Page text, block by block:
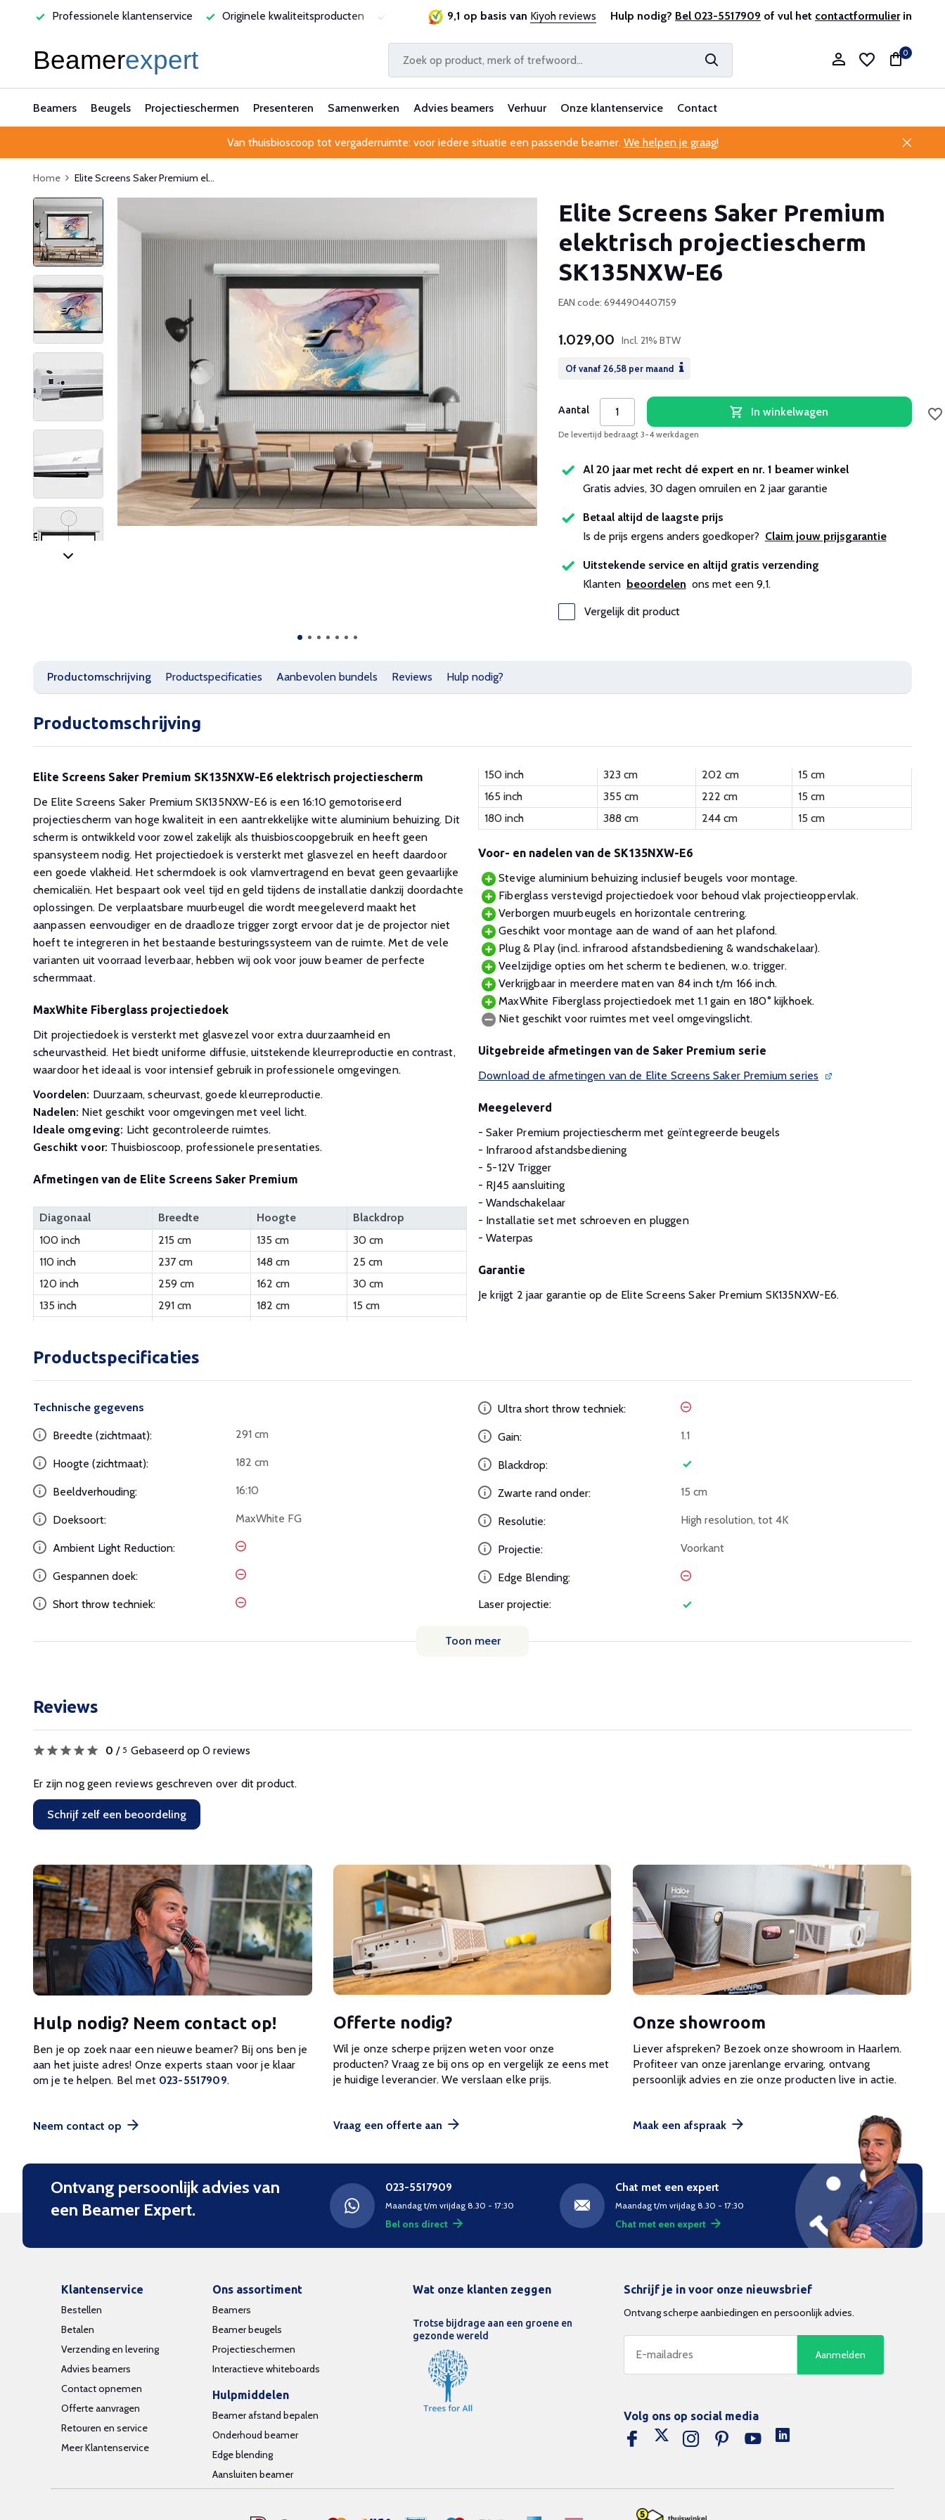
Professionele klantenservice Originele kwaliteitsproducten Laagste prijsgarantie Al 25 jaar betrouwbaar en ervaren Professionele klantenservice
9,1 op basis van Kiyoh reviews Hulp nodig? Bel 023-5517909 of vul het contactformulierin
Account aanmaken
0
Beamers Beugels Projectieschermen Presenteren Samenwerken Advies beamers Verhuur Onze klantenservice Contact
Van thuisbioscoop tot vergaderruimte: voor iedere situatie een passende beamer. We helpen je graag!
Home Elite Screens Saker Premium el...
Elite Screens Saker Premium
elektrisch projectiescherm
SK135NXW-E6
EAN code: 6944904407159
1.029,00 Incl. 21% BTW
Of vanaf 26,58per maand
Aantal In winkelwagen
De levertijd bedraagt 3-4 werkdagen
Al 20 jaar met recht dé expert en nr. 1 beamer winkel
Gratis advies, 30 dagen omruilen en 2 jaar garantie
Betaal altijd de laagste prijs
Is de prijs ergens anders goedkoper? Claim jouw prijsgarantie
Uitstekende service en altijd gratis verzending
Klanten beoordelen ons met een 9,1.
Vergelijk dit product
Productomschrijving Productspecificaties Aanbevolen bundels Reviews Hulp nodig?
Productomschrijving
Elite Screens Saker Premium SK135NXW-E6 elektrisch projectiescherm
De Elite Screens Saker Premium SK135NXW-E6 is een 16:10 gemotoriseerd
projectiescherm van hoge kwaliteit in een aantrekkelijke witte aluminium behuizing. Dit
scherm is ontwikkeld voor zowel zakelijk als thuisbioscoopgebruik en heeft geen
spansysteem nodig. Het projectiedoek is versterkt met glasvezel en heeft daardoor
een goede vlakheid. Het schermdoek is ook vlamvertragend en bevat geen gevaarlijke
chemicaliën. Het bespaart ook veel tijd en geld tijdens de installatie dankzij doordachte
oplossingen. De verplaatsbare muurbeugel die wordt meegeleverd maakt het
aanpassen eenvoudiger en de draadloze trigger zorgt ervoor dat je de projector niet
hoeft te integreren in het bestaande besturingssysteem van de ruimte. Met de vele
varianten uit voorraad leverbaar, hebben wij ook voor jouw beamer de perfecte
schermmaat.
MaxWhite Fiberglass projectiedoek
Dit projectiedoek is versterkt met glasvezel voor extra duurzaamheid en
scheurvastheid. Het biedt uniforme diffusie, uitstekende kleurreproductie en contrast,
waardoor het ideaal is voor intensief gebruik in professionele omgevingen.
Voordelen: Duurzaam, scheurvast, goede kleurreproductie.
Nadelen: Niet geschikt voor omgevingen met veel licht.
Ideale omgeving: Licht gecontroleerde ruimtes.
Geschikt voor: Thuisbioscoop, professionele presentaties.
Afmetingen van de Elite Screens Saker Premium
Diagonaal Breedte Hoogte
Blackdrop
100 inch
215 cm 135 cm
30 cm
110 inch
237 cm 148 cm
25 cm
120 inch
259 cm 162 cm
30 cm
135 inch
291 cm 182 cm 15 cm
150 inch 323 cm 202 cm
15 cm
165 inch
355 cm 222 cm
15 cm
180 inch
388 cm 244 cm 15 cm
Voor- en nadelen van de SK135NXW-E6
Stevige aluminium behuizing inclusief beugels voor montage.
Fiberglass verstevigd projectiedoek voor behoud vlak projectieoppervlak.
Verborgen muurbeugels en horizontale centrering.
Geschikt voor montage aan de wand of aan het plafond.
Plug & Play (incl. infrarood afstandsbediening & wandschakelaar).
Veelzijdige opties om het scherm te bedienen, w.o. trigger.
Verkrijgbaar in meerdere maten van 84 inch t/m 166 inch.
MaxWhite Fiberglass projectiedoek met 1.1 gain en 180° kijkhoek.
Niet geschikt voor ruimtes met veel omgevingslicht.
Uitgebreide afmetingen van de Saker Premium serie
Download de afmetingen van de Elite Screens Saker Premium series
Meegeleverd
- Saker Premium projectiescherm met geïntegreerde beugels
- Infrarood afstandsbediening
- 5-12V Trigger
- RJ45 aansluiting
- Wandschakelaar
- Installatie set met schroeven en pluggen
- Waterpas
Garantie
Je krijgt 2 jaar garantie op de Elite Screens Saker Premium SK135NXW-E6.
Productspecificaties
Technische gegevens
Breedte (zichtmaat): 291 cm
Hoogte (zichtmaat): 182 cm
Beeldverhouding: 16:10
Doeksoort: MaxWhite FG
Ambient Light Reduction:
Gespannen doek:
Short throw techniek:
Ultra short throw techniek:
Gain: 1.1
Blackdrop:
Zwarte rand onder: 15 cm
Resolutie: High resolution, tot 4K
Projectie: Voorkant
Edge Blending:
Laser projectie:
Toon meer
Reviews
0 / 5 Gebaseerd op 0 reviews
Er zijn nog geen reviews geschreven over dit product.
Schrijf zelf een beoordeling
Hulp nodig? Neem contact op!
Ben je op zoek naar een nieuwe beamer? Bij ons ben je
aan het juiste adres! Onze experts staan voor je klaar
om je te helpen. Bel met 023-5517909.
Neem contact op
Offerte nodig?
Wil je onze scherpe prijzen weten voor onze
producten? Vraag ze bij ons op en vergelijk ze eens met
je huidige leverancier. We verslaan elke prijs.
Vraag een offerte aan
Onze showroom
Liever afspreken? Bezoek onze showroom in Haarlem.
Profiteer van onze jarenlange ervaring, ontvang
persoonlijk advies en zie onze producten live in actie.
Maak een afspraak
Ontvang persoonlijk advies van
een Beamer Expert.
023-5517909
Maandag t/m vrijdag 8.30 - 17:30
Bel ons direct
Chat met een expert
Maandag t/m vrijdag 8.30 - 17:30
Chat met een expert
Klantenservice
Bestellen
Betalen
Verzending en levering
Advies beamers
Contact opnemen
Offerte aanvragen
Retouren en service
Meer Klantenservice
Ons assortiment
Beamers
Beamer beugels
Projectieschermen
Interactieve whiteboards
Hulpmiddelen
Beamer afstand bepalen
Onderhoud beamer
Edge blending
Aansluiten beamer
Wat onze klanten zeggen
Trotse bijdrage aan een groene en
gezonde wereld
Schrijf je in voor onze nieuwsbrief
Ontvang scherpe aanbiedingen en persoonlijk advies.
Aanmelden
Volg ons op social media